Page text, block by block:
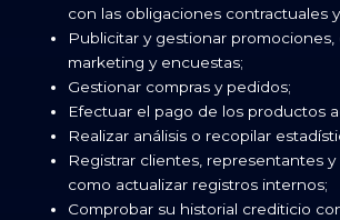
con las obligaciones contractuales
Publicitar y gestionar promociones,
marketing y encuestas;
Gestionar compras y pedidos;
Efectuar el pago de los productos
Realizar análisis o recopilar
Registrar clientes, representantes
como actualizar registros internos;
Comprobar su historial crediticio